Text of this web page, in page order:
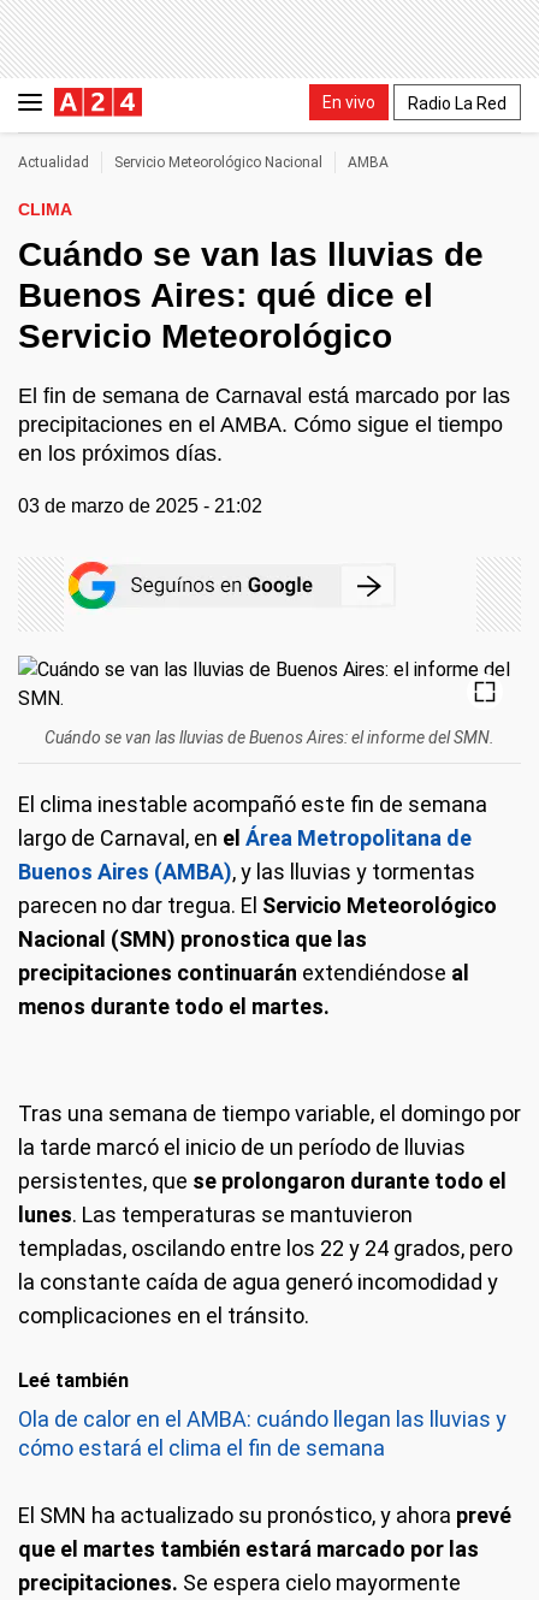
En vivo Radio La Red
Actualidad Servicio Meteorológico Nacional AMBA
CLIMA
Cuándo se van las lluvias de
Buenos Aires: qué dice el
Servicio Meteorológico
El fin de semana de Carnaval está marcado por las
precipitaciones en el AMBA. Cómo sigue el tiempo
en los próximos días.
03 de marzo de 2025 - 21:02
Cuándo se van las lluvias de Buenos Aires: el informe del SMN.
El clima inestable acompañó este fin de semana
largo de Carnaval, en el Área Metropolitana de
Buenos Aires (AMBA), y las lluvias y tormentas
parecen no dar tregua. El Servicio Meteorológico
Nacional (SMN) pronostica que las
precipitaciones continuarán extendiéndose al
menos durante todo el martes.
Tras una semana de tiempo variable, el domingo por
la tarde marcó el inicio de un período de lluvias
persistentes, que se prolongaron durante todo el
lunes. Las temperaturas se mantuvieron
templadas, oscilando entre los 22 y 24 grados, pero
la constante caída de agua generó incomodidad y
complicaciones en el tránsito.
Leé también
Ola de calor en el AMBA: cuándo llegan las lluvias y
cómo estará el clima el fin de semana
El SMN ha actualizado su pronóstico, y ahora prevé
que el martes también estará marcado por las
precipitaciones. Se espera cielo mayormente